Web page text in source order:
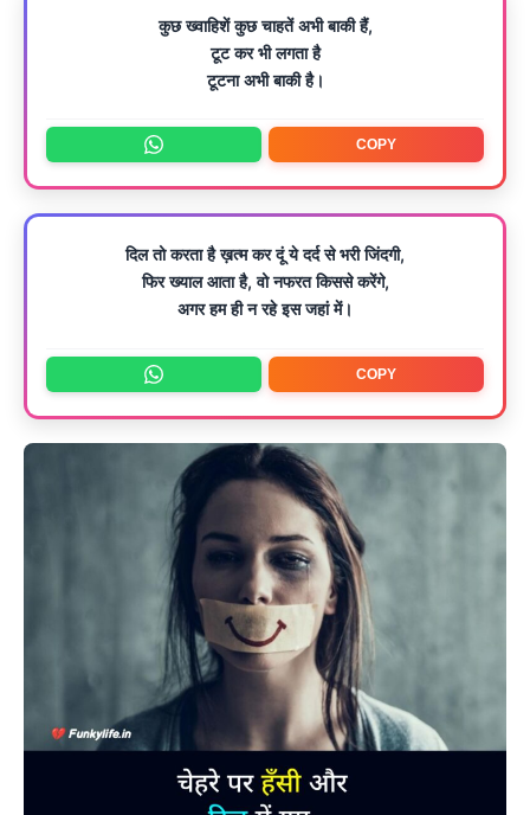
कुछ ख्वाहिशें कुछ चाहतें अभी बाकी हैं,
टूट कर भी लगता है
टूटना अभी बाकी है।
COPY
दिल तो करता है ख़त्म कर दूं ये दर्द से भरी जिंदगी,
फिर ख्याल आता है, वो नफरत किससे करेंगे,
अगर हम ही न रहे इस जहां में।
COPY